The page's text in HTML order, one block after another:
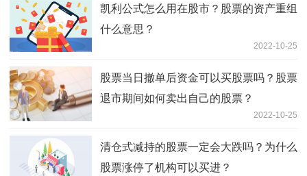
凯利公式怎么用在股市？股票的资产重组
什么意思？
2022-10-25
股票当日撤单后资金可以买股票吗？股票
退市期间如何卖出自己的股票？
2022-10-25
清仓式减持的股票一定会大跌吗？为什么
股票涨停了机构可以买进？